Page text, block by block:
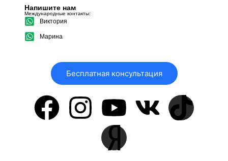
Напишите нам
Международные контакты:
Виктория
Марина
Бесплатная консультация